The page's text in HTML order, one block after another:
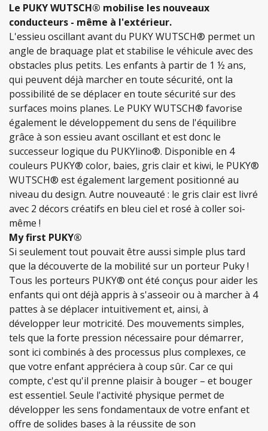
Le PUKY WUTSCH® mobilise les nouveaux
conducteurs - même à l'extérieur.
L'essieu oscillant avant du PUKY WUTSCH® permet un
angle de braquage plat et stabilise le véhicule avec des
obstacles plus petits. Les enfants à partir de 1 ½ ans,
qui peuvent déjà marcher en toute sécurité, ont la
possibilité de se déplacer en toute sécurité sur des
surfaces moins planes. Le PUKY WUTSCH® favorise
également le développement du sens de l'équilibre
grâce à son essieu avant oscillant et est donc le
successeur logique du PUKYlino®. Disponible en 4
couleurs PUKY® color, baies, gris clair et kiwi, le PUKY®
WUTSCH® est également largement positionné au
niveau du design. Autre nouveauté : le gris clair est livré
avec 2 décors créatifs en bleu ciel et rosé à coller soi-
même !
My first PUKY®
Si seulement tout pouvait être aussi simple plus tard
que la découverte de la mobilité sur un porteur Puky !
Tous les porteurs PUKY® ont été conçus pour aider les
enfants qui ont déjà appris à s'asseoir ou à marcher à 4
pattes à se déplacer intuitivement et, ainsi, à
développer leur motricité. Des mouvements simples,
tels que la forte pression nécessaire pour démarrer,
sont ici combinés à des processus plus complexes, ce
que votre enfant appréciera à coup sûr. Car ce qui
compte, c'est qu'il prenne plaisir à bouger – et bouger
est essentiel. Seule l'activité physique permet de
développer les sens fondamentaux de votre enfant et
offre de solides bases à la réussite de son